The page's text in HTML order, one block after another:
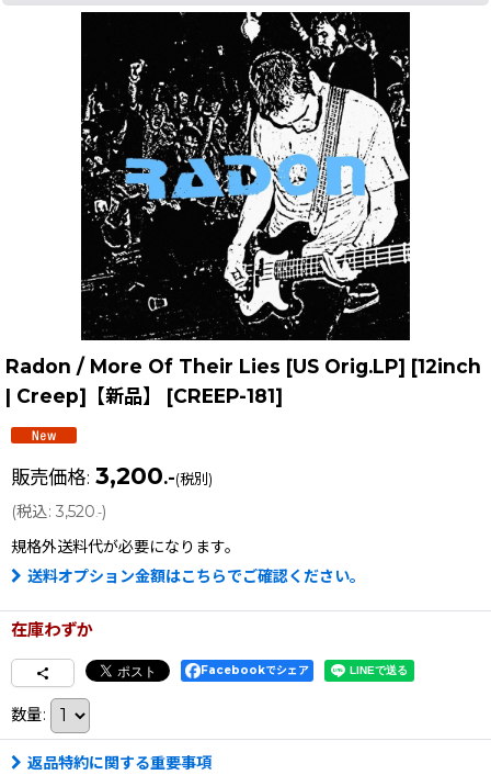
Radon / More Of Their Lies [US Orig.LP] [12inch
| Creep]【新品】
[CREEP-181]
販売価格: 3,200.-(税別)
(税込: 3,520.-)
規格外送料代が必要になります。
送料オプション金額はこちらでご確認ください。
在庫わずか
Facebookでシェア
数量:
返品特約に関する重要事項